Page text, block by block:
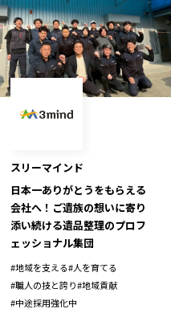
福岡エリア
長崎エリア
大分エリア
鹿児島エリア
地域を代表する 企業100選
行政連携記事
選出企業特別対談
SDGsの先駆者
飲食店
スリーマインド
日本一ありがとうをもらえる
会社へ！ご遺族の想いに寄り
添い続ける遺品整理のプロフ
ェッショナル集団
#地域を支える#人を育てる
#職人の技と誇り#地域貢献
#中途採用強化中